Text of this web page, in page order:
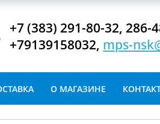
+7 (383) 291-80-32, 286-
+79139158032, mps-
О МАГАЗИНЕ